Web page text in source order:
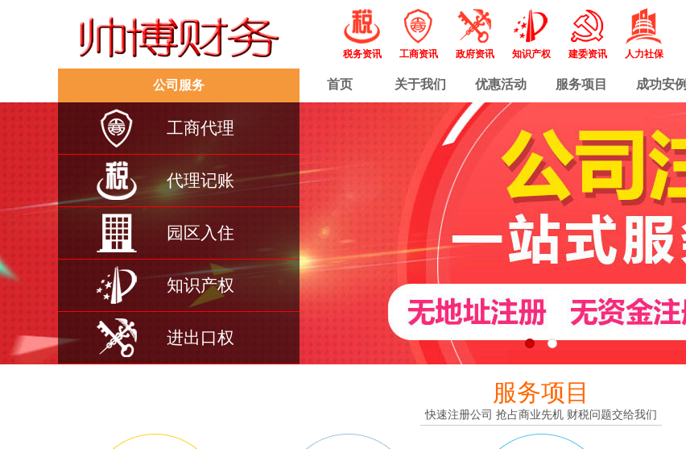
税务资讯 工商资讯 政府资讯 知识产权 建委资讯 人力社保
公司服务
工商代理
代理记账
园区入住
知识产权
进出口权
首页 关于我们 优惠活动 服务项目 成功安例
服务项目
快速注册公司 抢占商业先机 财税问题交给我们